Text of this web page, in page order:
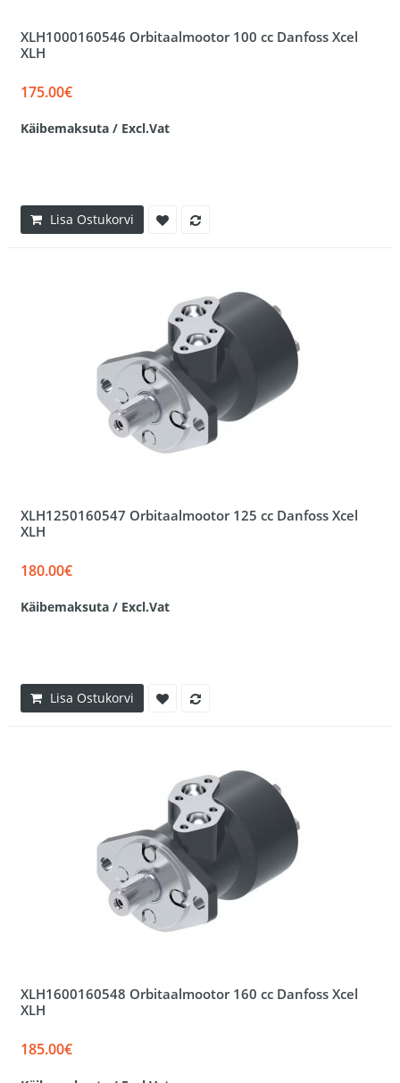
XLH1000160546 Orbitaalmootor 100 cc Danfoss Xcel
XLH
175.00€
Käibemaksuta / Excl.Vat
Lisa Ostukorvi
XLH1250160547 Orbitaalmootor 125 cc Danfoss Xcel
XLH
180.00€
Käibemaksuta / Excl.Vat
Lisa Ostukorvi
XLH1600160548 Orbitaalmootor 160 cc Danfoss Xcel
XLH
185.00€